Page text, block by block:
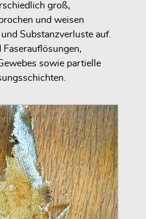
groß,
und weisen
Substanzverluste auf.
sowie partielle